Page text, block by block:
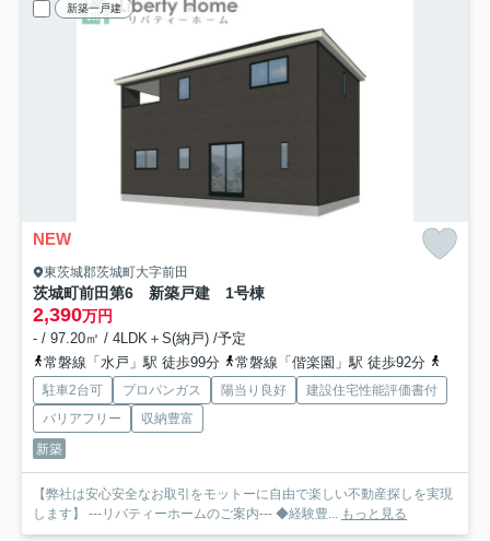
新築一戸建
NEW
東茨城郡茨城町大字前田
茨城町前田第6 新築戸建 1号棟
2,390万円
- / 97.20㎡ / 4LDK＋S(納戸) /予定
常磐線「水戸」駅 徒歩99分
常磐線「偕楽園」駅 徒歩92分
駐車2台可 プロパンガス 陽当り良好
建設住宅性能評価書付
バリアフリー
収納豊富
新築
【弊社は安心安全なお取引をモットーに自由で楽しい不動産探しを実現
します】 ---リバティーホームのご案内--- ◆経験豊...
もっと見る